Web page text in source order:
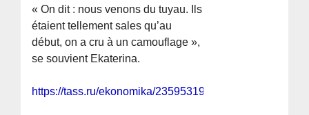
« On dit : nous venons du tuyau. Ils
étaient tellement sales qu’au
début, on a cru à un camouflage »,
se souvient Ekaterina.
https://tass.ru/ekonomika/23595319